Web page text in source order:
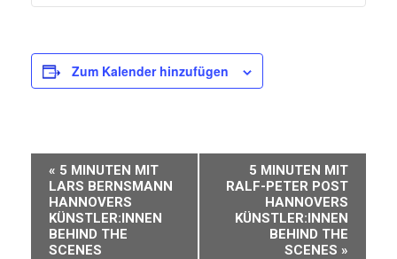
Zum Kalender hinzufügen
Veranstaltung-
Navigation
« 5 MINUTEN MIT
LARS BERNSMANN
HANNOVERS
KÜNSTLER:INNEN
BEHIND THE
SCENES
5 MINUTEN MIT
RALF-PETER POST
HANNOVERS
KÜNSTLER:INNEN
BEHIND THE
SCENES »